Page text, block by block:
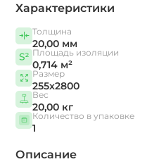
Характеристики
Толщина
20,00 мм
Площадь изоляции
0,714 м²
Размер
255х2800
Вес
20,00 кг
Количество в упаковке
1
Описание